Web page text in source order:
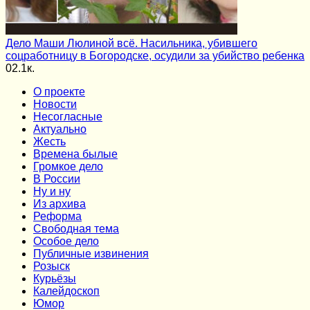
Дело Маши Люлиной всё. Насильника, убившего
соцработницу в Богородске, осудили за убийство ребенка
02.1к.
О проекте
Новости
Несогласные
Актуально
Жесть
Времена былые
Громкое дело
В России
Ну и ну
Из архива
Реформа
Cвободная тема
Особое дело
Публичные извинения
Розыск
Курьёзы
Калейдоскоп
Юмор